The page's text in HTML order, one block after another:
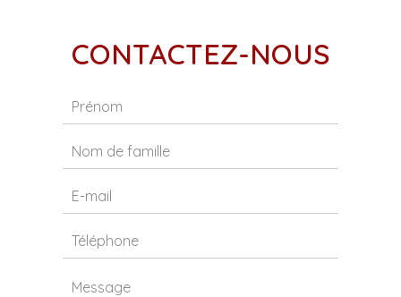
CONTACTEZ-NOUS